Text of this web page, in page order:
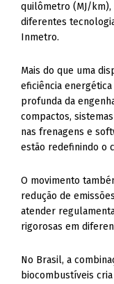
quilômetro (MJ/
diferentes
Inmetro.
Mais do que uma
eficiência
profunda da
compactos,
nas frenagens e
estão redefinindo o
O movimento
redução de
atender
rigorosas em
No Brasil, a
biocombustíveis